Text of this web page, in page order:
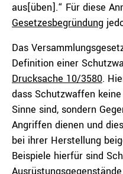
aus[üben].“ Für diese
Gesetzesbegründung
Das
Definition einer
Drucksache 10/3580.
dass Schutzwaffen
Sinne sind, sondern
Angriffen dienen und
bei ihrer Herstellung
Beispiele hierfür sind